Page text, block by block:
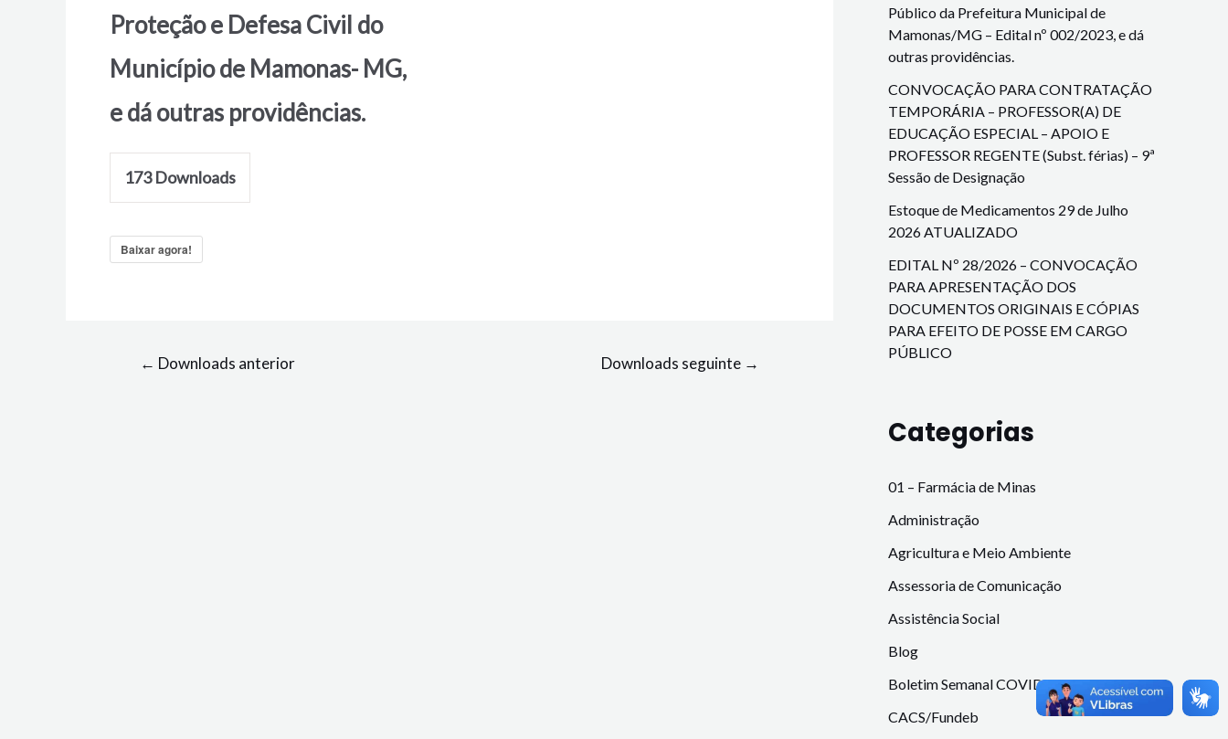
Proteção e Defesa Civil do
Município de Mamonas- MG,
e dá outras providências.
173Downloads
Baixar agora!
← Downloads anterior Downloads seguinte →
Público da Prefeitura Municipal de
Mamonas/MG – Edital nº 002/2023, e dá
outras providências.
CONVOCAÇÃO PARA CONTRATAÇÃO
TEMPORÁRIA – PROFESSOR(A) DE
EDUCAÇÃO ESPECIAL – APOIO E
PROFESSOR REGENTE (Subst. férias) – 9ª
Sessão de Designação
Estoque de Medicamentos 29 de Julho
2026 ATUALIZADO
EDITAL Nº 28/2026 – CONVOCAÇÃO
PARA APRESENTAÇÃO DOS
DOCUMENTOS ORIGINAIS E CÓPIAS
PARA EFEITO DE POSSE EM CARGO
PÚBLICO
Categorias
01 – Farmácia de Minas
Administração
Agricultura e Meio Ambiente
Assessoria de Comunicação
Assistência Social
Blog
Boletim Semanal COVID-19
CACS/Fundeb